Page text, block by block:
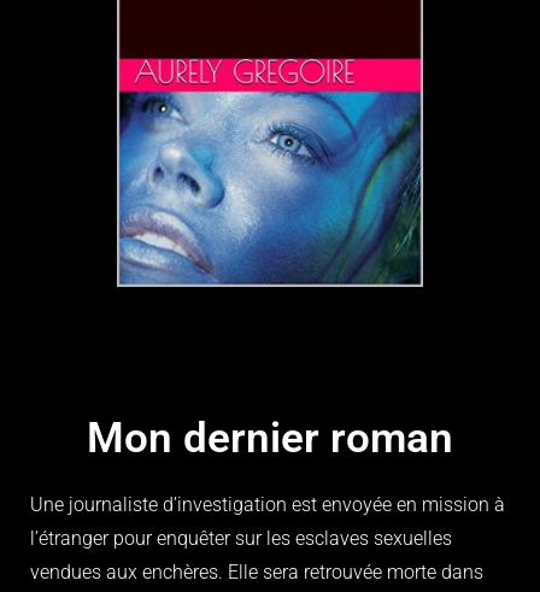
Mon dernier roman
Une journaliste d’investigation est envoyée en mission à
l’étranger pour enquêter sur les esclaves sexuelles
vendues aux enchères. Elle sera retrouvée morte dans